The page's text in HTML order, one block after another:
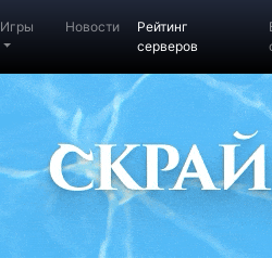
Игры Новости
Рейтинг
серверов